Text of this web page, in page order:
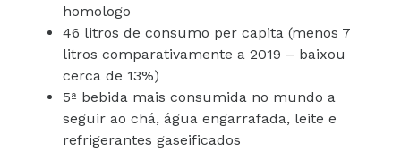
homologo
46 litros de consumo per capita (menos 7
litros comparativamente a 2019 – baixou
cerca de 13%)
5ª bebida mais consumida no mundo a
seguir ao chá, água engarrafada, leite e
refrigerantes gaseificados